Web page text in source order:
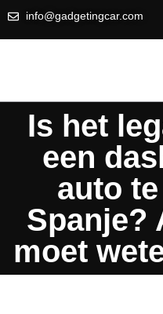
info@gadgetingcar.com
Is het
een
auto
Spanje?
moet